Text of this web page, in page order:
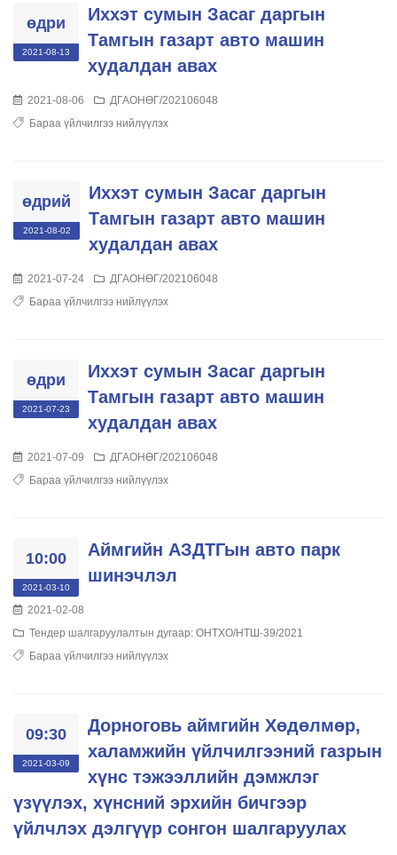
өдри
2021-08-13
Иххэт сумын Засаг даргын
Тамгын газарт авто машин
худалдан авах
2021-08-06
ДГАОНӨГ/202106048
Бараа үйлчилгээ нийлүүлэх
өдрий
2021-08-02
Иххэт сумын Засаг даргын
Тамгын газарт авто машин
худалдан авах
2021-07-24
ДГАОНӨГ/202106048
Бараа үйлчилгээ нийлүүлэх
өдри
2021-07-23
Иххэт сумын Засаг даргын
Тамгын газарт авто машин
худалдан авах
2021-07-09
ДГАОНӨГ/202106048
Бараа үйлчилгээ нийлүүлэх
10:00
2021-03-10
Аймгийн АЗДТГын авто парк
шинэчлэл
2021-02-08
Тендер шалгаруулалтын дугаар: ОНТХО/НТШ-39/2021
Бараа үйлчилгээ нийлүүлэх
09:30
2021-03-09
Дорноговь аймгийн Хөдөлмөр,
халамжийн үйлчилгээний газрын
хүнс тэжээллийн дэмжлэг
үзүүлэх, хүнсний эрхийн бичгээр
үйлчлэх дэлгүүр сонгон шалгаруулах